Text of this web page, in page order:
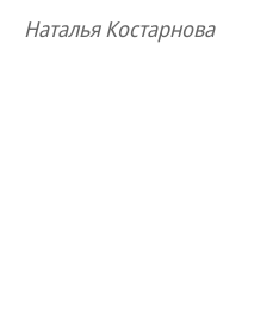
Наталья Костарнова